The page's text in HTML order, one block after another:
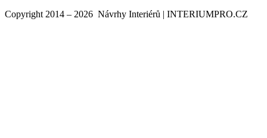
Copyright 2014 – 2026 Návrhy Interiérů | INTERIUMPRO.CZ